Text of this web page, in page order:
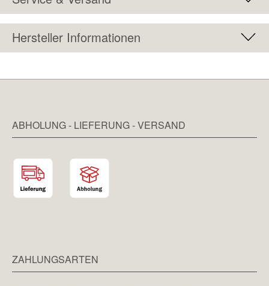
Hersteller Informationen
ABHOLUNG - LIEFERUNG - VERSAND
ZAHLUNGSARTEN